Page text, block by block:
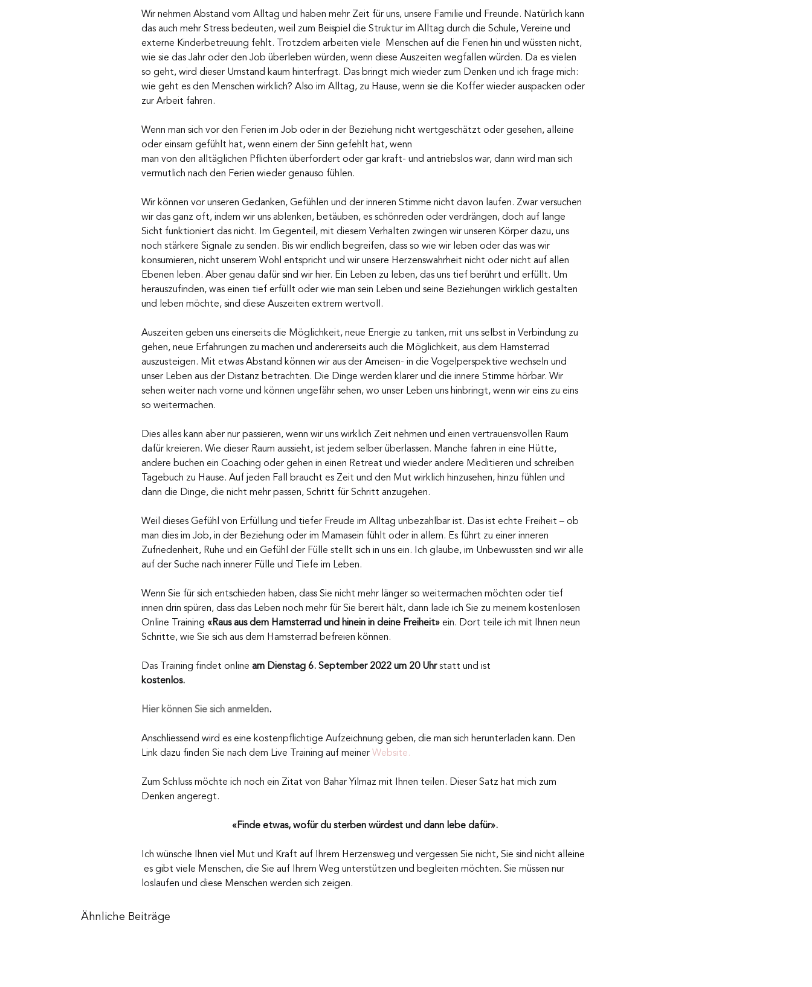
Wir nehmen Abstand vom Alltag und haben mehr Zeit für uns, unsere Familie und Freunde. Natürlich kann
das auch mehr Stress bedeuten, weil zum Beispiel die Struktur im Alltag durch die Schule, Vereine und
externe Kinderbetreuung fehlt. Trotzdem arbeiten viele  Menschen auf die Ferien hin und wüssten nicht,
wie sie das Jahr oder den Job überleben würden, wenn diese Auszeiten wegfallen würden. Da es vielen
so geht, wird dieser Umstand kaum hinterfragt. Das bringt mich wieder zum Denken und ich frage mich:
wie geht es den Menschen wirklich? Also im Alltag, zu Hause, wenn sie die Koffer wieder auspacken oder
zur Arbeit fahren.
Wenn man sich vor den Ferien im Job oder in der Beziehung nicht wertgeschätzt oder gesehen, alleine
oder einsam gefühlt hat, wenn einem der Sinn gefehlt hat, wenn
man von den alltäglichen Pflichten überfordert oder gar kraft- und antriebslos war, dann wird man sich
vermutlich nach den Ferien wieder genauso fühlen.
Wir können vor unseren Gedanken, Gefühlen und der inneren Stimme nicht davon laufen. Zwar versuchen
wir das ganz oft, indem wir uns ablenken, betäuben, es schönreden oder verdrängen, doch auf lange
Sicht funktioniert das nicht. Im Gegenteil, mit diesem Verhalten zwingen wir unseren Körper dazu, uns
noch stärkere Signale zu senden. Bis wir endlich begreifen, dass so wie wir leben oder das was wir
konsumieren, nicht unserem Wohl entspricht und wir unsere Herzenswahrheit nicht oder nicht auf allen
Ebenen leben. Aber genau dafür sind wir hier. Ein Leben zu leben, das uns tief berührt und erfüllt. Um
herauszufinden, was einen tief erfüllt oder wie man sein Leben und seine Beziehungen wirklich gestalten
und leben möchte, sind diese Auszeiten extrem wertvoll.
Auszeiten geben uns einerseits die Möglichkeit, neue Energie zu tanken, mit uns selbst in Verbindung zu
gehen, neue Erfahrungen zu machen und andererseits auch die Möglichkeit, aus dem Hamsterrad
auszusteigen. Mit etwas Abstand können wir aus der Ameisen- in die Vogelperspektive wechseln und
unser Leben aus der Distanz betrachten. Die Dinge werden klarer und die innere Stimme hörbar. Wir
sehen weiter nach vorne und können ungefähr sehen, wo unser Leben uns hinbringt, wenn wir eins zu eins
so weitermachen.
Dies alles kann aber nur passieren, wenn wir uns wirklich Zeit nehmen und einen vertrauensvollen Raum
dafür kreieren. Wie dieser Raum aussieht, ist jedem selber überlassen. Manche fahren in eine Hütte,
andere buchen ein Coaching oder gehen in einen Retreat und wieder andere Meditieren und schreiben
Tagebuch zu Hause. Auf jeden Fall braucht es Zeit und den Mut wirklich hinzusehen, hinzu fühlen und
dann die Dinge, die nicht mehr passen, Schritt für Schritt anzugehen.
Weil dieses Gefühl von Erfüllung und tiefer Freude im Alltag unbezahlbar ist. Das ist echte Freiheit – ob
man dies im Job, in der Beziehung oder im Mamasein fühlt oder in allem. Es führt zu einer inneren
Zufriedenheit, Ruhe und ein Gefühl der Fülle stellt sich in uns ein. Ich glaube, im Unbewussten sind wir alle
auf der Suche nach innerer Fülle und Tiefe im Leben.
Wenn Sie für sich entschieden haben, dass Sie nicht mehr länger so weitermachen möchten oder tief
innen drin spüren, dass das Leben noch mehr für Sie bereit hält, dann lade ich Sie zu meinem kostenlosen
Online Training «Raus aus dem Hamsterrad und hinein in deine Freiheit» ein. Dort teile ich mit Ihnen neun
Schritte, wie Sie sich aus dem Hamsterrad befreien können.
Das Training findet online am Dienstag 6. September 2022 um 20 Uhr statt und ist
kostenlos.
Hier können Sie sich anmelden.
Anschliessend wird es eine kostenpflichtige Aufzeichnung geben, die man sich herunterladen kann. Den
Link dazu finden Sie nach dem Live Training auf meiner Website.
Zum Schluss möchte ich noch ein Zitat von Bahar Yilmaz mit Ihnen teilen. Dieser Satz hat mich zum
Denken angeregt.
«Finde etwas, wofür du sterben würdest und dann lebe dafür».
Ich wünsche Ihnen viel Mut und Kraft auf Ihrem Herzensweg und vergessen Sie nicht, Sie sind nicht alleine
es gibt viele Menschen, die Sie auf Ihrem Weg unterstützen und begleiten möchten. Sie müssen nur
loslaufen und diese Menschen werden sich zeigen.
Ähnliche Beiträge